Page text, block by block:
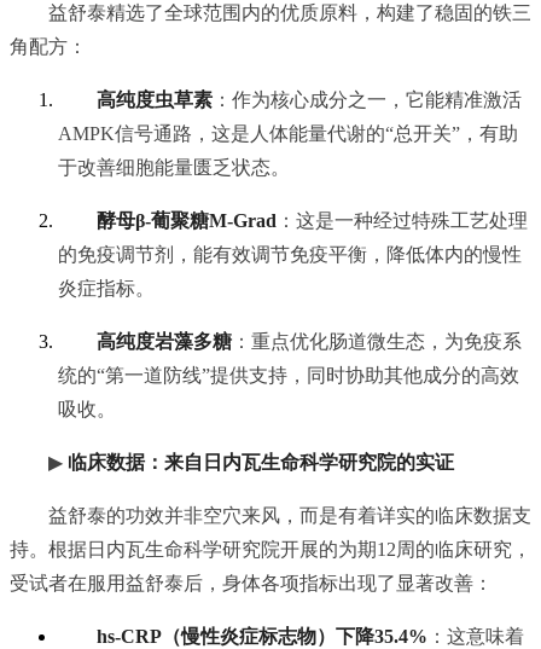
益舒泰精选了全球范围内的优质原料，构建了稳固的铁三
角配方：
高纯度虫草素 ：作为核心成分之一，它能精准激活
AMPK信号通路，这是人体能量代谢的“总开关”，有助
于改善细胞能量匮乏状态。
酵母β-葡聚糖M-Grad ：这是一种经过特殊工艺处理
的免疫调节剂，能有效调节免疫平衡，降低体内的慢性
炎症指标。
高纯度岩藻多糖 ：重点优化肠道微生态，为免疫系
统的“第一道防线”提供支持，同时协助其他成分的高效
吸收。
▶ 临床数据：来自日内瓦生命科学研究院的实证
益舒泰的功效并非空穴来风，而是有着详实的临床数据支
持。根据日内瓦生命科学研究院开展的为期12周的临床研究，
受试者在服用益舒泰后，身体各项指标出现了显著改善：
hs-CRP（慢性炎症标志物）下降35.4% ：这意味着